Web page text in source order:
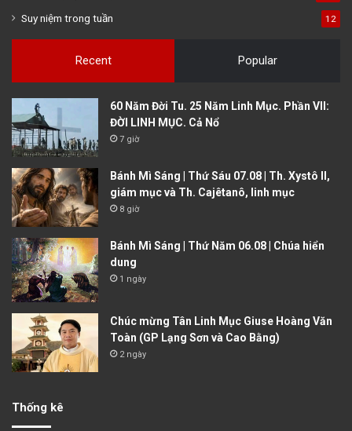
Suy niệm trong tuần 12
Recent Popular
60 Năm Đời Tu. 25 Năm Linh Mục. Phần VII:
ĐỜI LINH MỤC. Cả Nổ
7 giờ
Bánh Mì Sáng | Thứ Sáu 07.08 | Th. Xystô II,
giám mục và Th. Cajêtanô, linh mục
8 giờ
Bánh Mì Sáng | Thứ Năm 06.08 | Chúa hiển
dung
1 ngày
Chúc mừng Tân Linh Mục Giuse Hoàng Văn
Toàn (GP Lạng Sơn và Cao Bằng)
2 ngày
Thống kê